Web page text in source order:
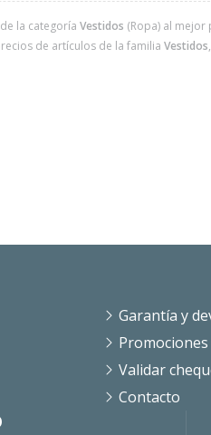
la categoría Vestidos (Ropa) al
de artículos de la familia Vestidos
Garantía y
Validar
Contacto